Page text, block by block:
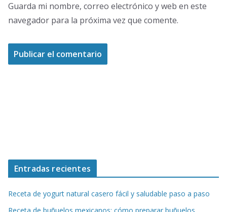
Guarda mi nombre, correo electrónico y web en este
navegador para la próxima vez que comente.
Entradas recientes
Receta de yogurt natural casero fácil y saludable paso a paso